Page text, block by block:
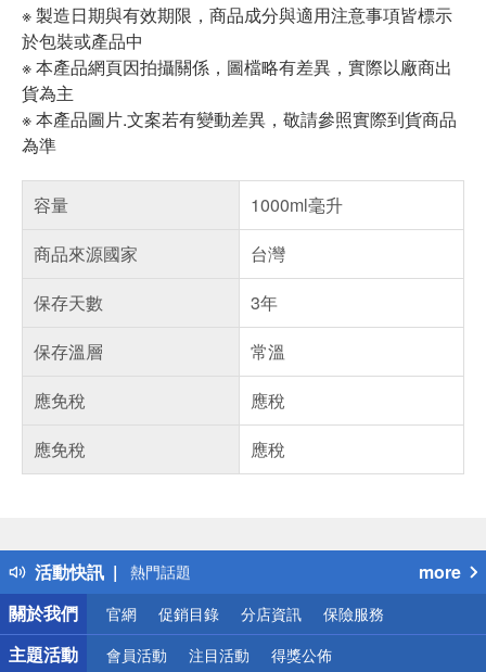
※ 製造日期與有效期限，商品成分與適用注意事項皆標示
於包裝或產品中
※ 本產品網頁因拍攝關係，圖檔略有差異，實際以廠商出
貨為主
※ 本產品圖片.文案若有變動差異，敬請參照實際到貨商品
為準
容量
1000ml毫升
商品來源國家
台灣
保存天數
3年
保存溫層
常溫
應免稅
應稅
應免稅
應稅
活動快訊
得獎公告
熱門話題
銀行優惠
偏遠地區配送
詐騙網頁！請小心！
more
關於我們
官網 促銷目錄 分店資訊 保險服務
主題活動 會員活動 注目活動 得獎公佈